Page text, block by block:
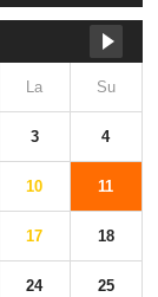
La Su
3 4
10 11
17 18
24 25